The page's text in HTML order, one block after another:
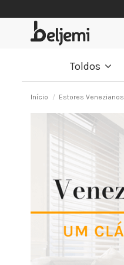
Toldos
Início Estores Venezianos